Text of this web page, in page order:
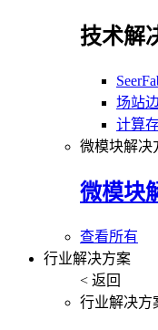
技术解
场站
计算
微模块解决
微模块
查看所有
行业解决方案
< 返回
行业解决方